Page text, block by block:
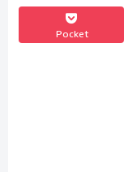
Pocket